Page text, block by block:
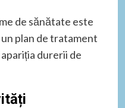
de sănătate este
plan de tratament
durerii de